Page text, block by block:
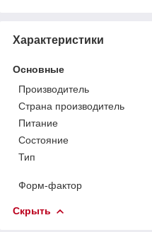
Характеристики
Основные
Производитель
Страна производитель
Питание
Состояние
Тип
Форм-фактор
Скрыть